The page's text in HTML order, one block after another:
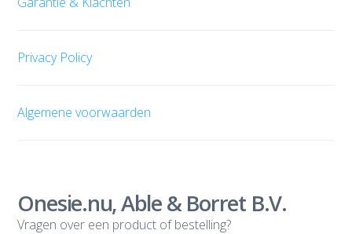
Privacy Policy
Algemene voorwaarden
Onesie.nu, Able & Borret B.V.
Vragen over een product of bestelling?